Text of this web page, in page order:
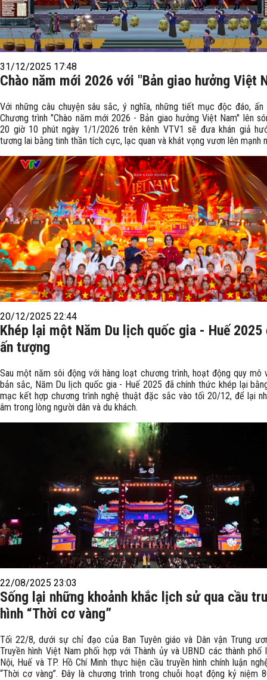
31/12/2025 17:48
Chào năm mới 2026 với "Bản giao hưởng Việt
Với những câu chuyện sâu sắc, ý nghĩa, những tiết mục độc đáo, ấn
Chương trình "Chào năm mới 2026 - Bản giao hưởng Việt Nam" lên
20 giờ 10 phút ngày 1/1/2026 trên kênh VTV1 sẽ đưa khán giả
tương lai bằng tinh thần tích cực, lạc quan và khát vọng vươn lên mạnh
20/12/2025 22:44
Khép lại một Năm Du lịch quốc gia - Huế 2025
ấn tượng
Sau một năm sôi động với hàng loạt chương trình, hoạt động quy mô
bản sắc, Năm Du lịch quốc gia - Huế 2025 đã chính thức khép lại
mạc kết hợp chương trình nghệ thuật đặc sắc vào tối 20/12, để lại
âm trong lòng người dân và du khách.
22/08/2025 23:03
Sống lại những khoảnh khắc lịch sử qua cầu
hình “Thời cơ vàng”
Tối 22/8, dưới sự chỉ đạo của Ban Tuyên giáo và Dân vận Trung
Truyền hình Việt Nam phối hợp với Thành ủy và UBND các thành phố
Nội, Huế và TP. Hồ Chí Minh thực hiện cầu truyền hình chính luận
“Thời cơ vàng”. Đây là chương trình trong chuỗi hoạt động kỷ niệm